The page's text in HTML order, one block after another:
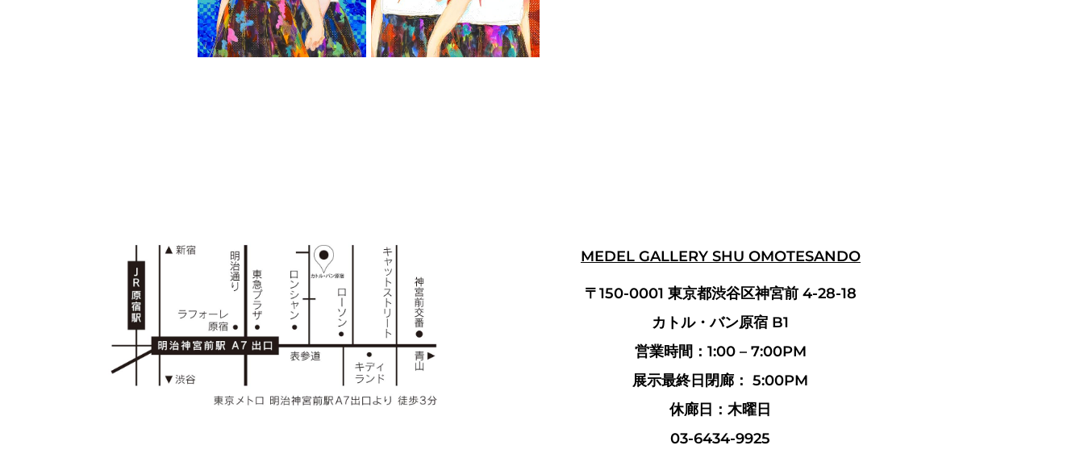
MEDEL GALLERY SHU OMOTESANDO
〒150-0001 東京都渋谷区神宮前 4-28-18
カトル・バン原宿 B1
営業時間：1:00 – 7:00PM
展示最終日閉廊： 5:00PM
休廊日：木曜日
03-6434-9925